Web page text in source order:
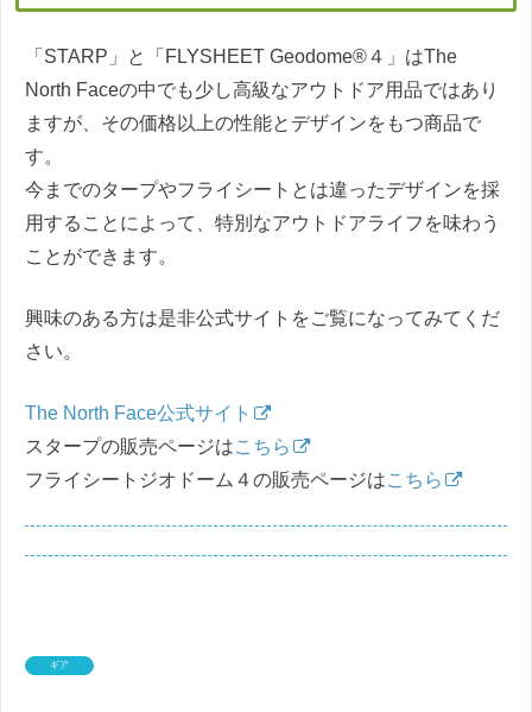
「STARP」と「FLYSHEET Geodome®４」はThe
North Faceの中でも少し高級なアウトドア用品ではあり
ますが、その価格以上の性能とデザインをもつ商品で
す。
今までのタープやフライシートとは違ったデザインを採
用することによって、特別なアウトドアライフを味わう
ことができます。
興味のある方は是非公式サイトをご覧になってみてくだ
さい。
The North Face公式サイト
スタープの販売ページはこちら
フライシートジオドーム４の販売ページはこちら
ギア